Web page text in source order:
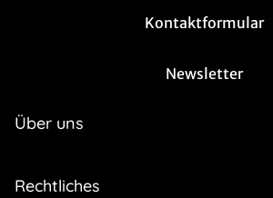
Kontaktformular
Newsletter
Über uns
Rechtliches